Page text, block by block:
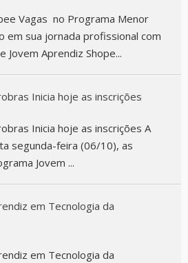
Vagas no Programa Menor
em sua jornada profissional com
Jovem Aprendiz Shope...
Inicia hoje as inscrições
Inicia hoje as inscrições A
segunda-feira (06/10), as
Jovem ...
em Tecnologia da
em Tecnologia da